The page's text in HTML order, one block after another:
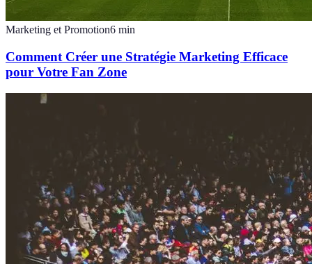
Marketing et Promotion6 min
Comment Créer une Stratégie Marketing Efficace
pour Votre Fan Zone